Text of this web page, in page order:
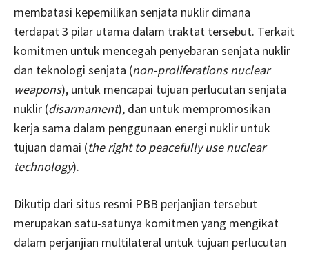
membatasi kepemilikan senjata nuklir dimana
terdapat 3 pilar utama dalam traktat tersebut. Terkait
komitmen untuk mencegah penyebaran senjata nuklir
dan teknologi senjata (non-proliferations nuclear
weapons), untuk mencapai tujuan perlucutan senjata
nuklir (disarmament), dan untuk mempromosikan
kerja sama dalam penggunaan energi nuklir untuk
tujuan damai (the right to peacefully use nuclear
technology).
Dikutip dari situs resmi PBB perjanjian tersebut
merupakan satu-satunya komitmen yang mengikat
dalam perjanjian multilateral untuk tujuan perlucutan